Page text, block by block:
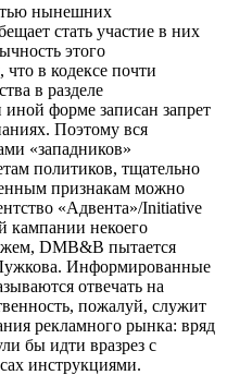
нынешних
стать участие в них
этого
что в кодексе почти
в разделе
форме записан запрет
Поэтому вся
«западников»
политиков, тщательно
признакам можно
«Адвента»/Initiative
кампании некоего
DMB&B пытается
Информированные
отвечать на
пожалуй, служит
рекламного рынка: вряд
бы идти вразрез с
инструкциями.